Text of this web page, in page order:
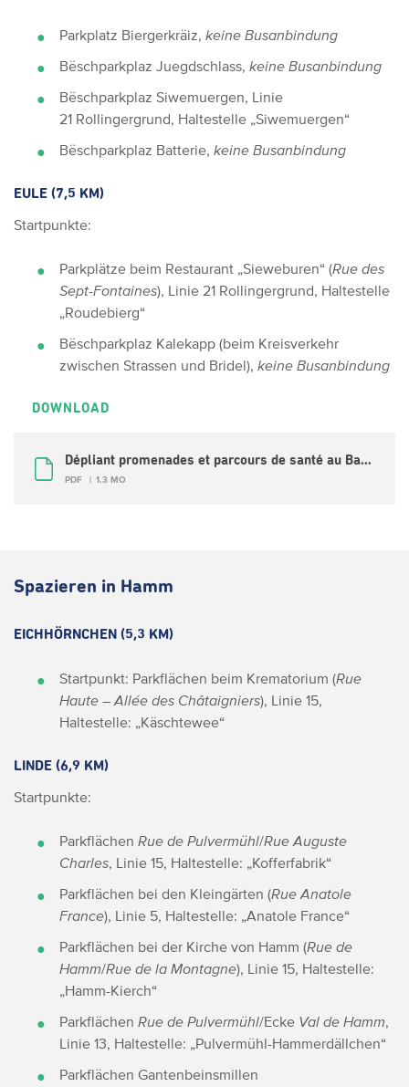
Parkplatz Biergerkräiz, keine Busanbindung
Bëschparkplaz Juegdschlass, keine Busanbindung
Bëschparkplaz Siwemuergen, Linie
21 Rollingergrund, Haltestelle „Siwemuergen“
Bëschparkplaz Batterie, keine Busanbindung
EULE (7,5 KM)
Startpunkte:
Parkplätze beim Restaurant „Sieweburen“ (Rue des
Sept-Fontaines), Linie 21 Rollingergrund, Haltestelle
„Roudebierg“
Bëschparkplaz Kalekapp (beim Kreisverkehr
zwischen Strassen und Bridel), keine Busanbindung
DOWNLOAD
Dépliant promenades et parcours de santé au Bambësch (FR, DE)
PDF 1.3 MO
Spazieren in Hamm
EICHHÖRNCHEN (5,3 KM)
Startpunkt: Parkflächen beim Krematorium (Rue
Haute – Allée des Châtaigniers), Linie 15,
Haltestelle: „Käschtewee“
LINDE (6,9 KM)
Startpunkte:
Parkflächen Rue de Pulvermühl/Rue Auguste
Charles, Linie 15, Haltestelle: „Kofferfabrik“
Parkflächen bei den Kleingärten (Rue Anatole
France), Linie 5, Haltestelle: „Anatole France“
Parkflächen bei der Kirche von Hamm (Rue de
Hamm/Rue de la Montagne), Linie 15, Haltestelle:
„Hamm-Kierch“
Parkflächen Rue de Pulvermühl/Ecke Val de Hamm,
Linie 13, Haltestelle: „Pulvermühl-Hammerdällchen“
Parkflächen Gantenbeinsmillen